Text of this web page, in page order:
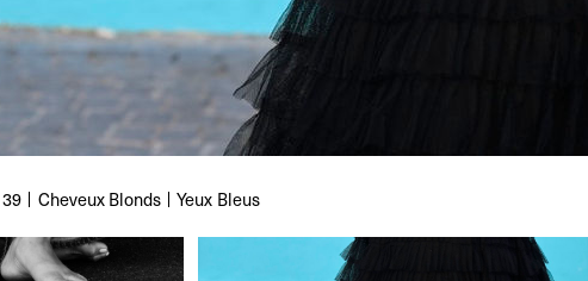
39 Cheveux Blonds Yeux Bleus